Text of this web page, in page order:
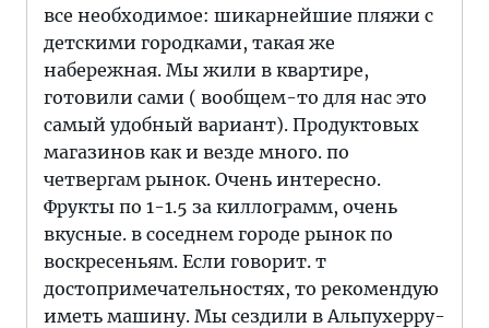
все необходимое: шикарнейшие пляжи с
детскими городками, такая же
набережная. Мы жили в квартире,
готовили сами ( вообщем-то для нас это
самый удобный вариант). Продуктовых
магазинов как и везде много. по
четвергам рынок. Очень интересно.
Фрукты по 1-1.5 за киллограмм, очень
вкусные. в соседнем городе рынок по
воскресеньям. Если говорит. т
достопримечательностях, то рекомендую
иметь машину. Мы сездили в Альпухерру-